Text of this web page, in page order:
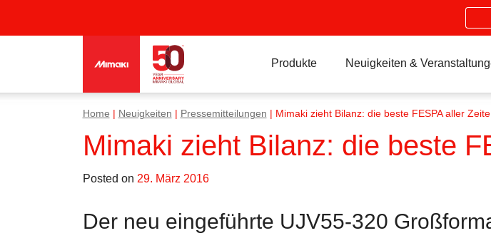
Produkte Neuigkeiten &
Home Neuigkeiten Pressemitteilungen Mimaki zieht Bilanz: die beste FESPA aller
Mimaki zieht Bilanz: die beste
Posted on 29. März 2016
Der neu eingeführte UJV55-320